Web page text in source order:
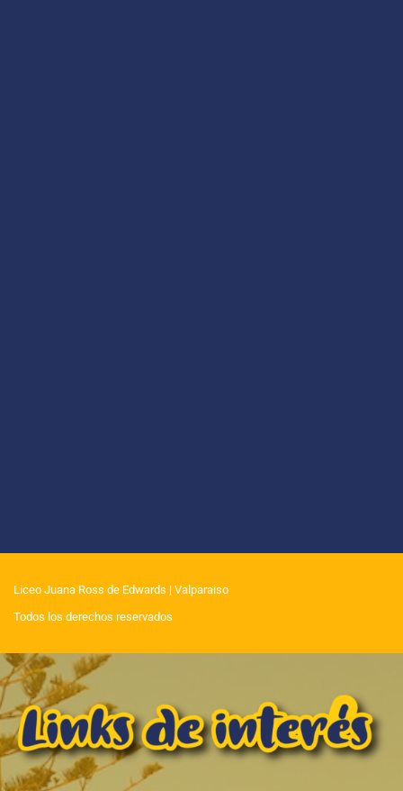
Liceo Juana Ross de Edwards | Valparaiso
Todos los derechos reservados